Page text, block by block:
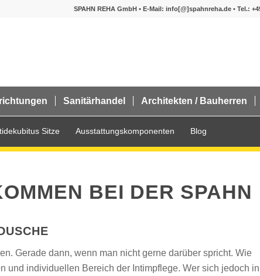
SPAHN REHA GmbH • E-Mail: info[@]spahnreha.de • Tel.:
Sanitärhandel Architekten / Bauherren
Sitze Ausstattungskomponenten Blog
BEI DER SPAHN
Gerade dann, wenn man nicht gerne darüber spricht. Wie
und individuellen Bereich der Intimpflege. Wer sich jedoch